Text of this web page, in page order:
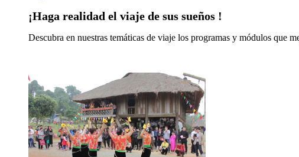
¡Haga realidad el viaje de sus sueños !
Descubra en nuestras temáticas de viaje los programas y módulos que